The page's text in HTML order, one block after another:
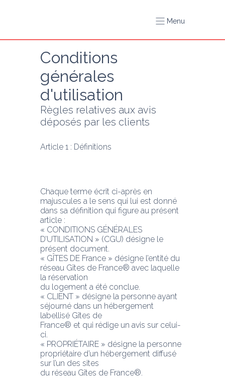
Menu
Conditions
générales
d'utilisation
Règles relatives aux avis
déposés par les clients
Article 1 : Définitions
Chaque terme écrit ci-après en
majuscules a le sens qui lui est donné
dans sa définition qui figure au présent
article :
« CONDITIONS GÉNÉRALES
D’UTILISATION » (CGU) désigne le
présent document.
« GÎTES DE France » désigne l’entité du
réseau Gîtes de France® avec laquelle
la réservation
du logement a été conclue.
« CLIENT » désigne la personne ayant
séjourné dans un hébergement
labellisé Gîtes de
France® et qui rédige un avis sur celui-
ci.
« PROPRIÉTAIRE » désigne la personne
propriétaire d’un hébergement diffusé
sur l’un des sites
du réseau Gîtes de France®.